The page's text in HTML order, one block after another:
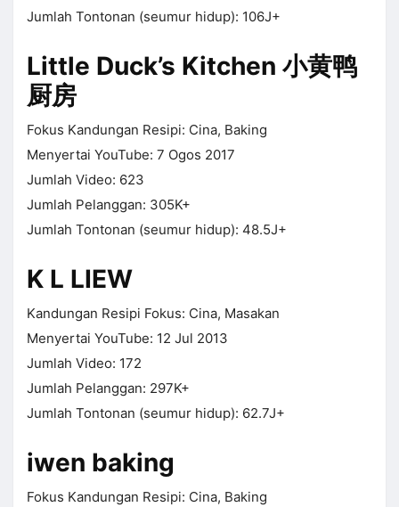
Jumlah Tontonan (seumur hidup): 106J+
Little Duck’s Kitchen 小黄鸭
厨房
Fokus Kandungan Resipi: Cina, Baking
Menyertai YouTube: 7 Ogos 2017
Jumlah Video: 623
Jumlah Pelanggan: 305K+
Jumlah Tontonan (seumur hidup): 48.5J+
K L LIEW
Kandungan Resipi Fokus: Cina, Masakan
Menyertai YouTube: 12 Jul 2013
Jumlah Video: 172
Jumlah Pelanggan: 297K+
Jumlah Tontonan (seumur hidup): 62.7J+
iwen baking
Fokus Kandungan Resipi: Cina, Baking